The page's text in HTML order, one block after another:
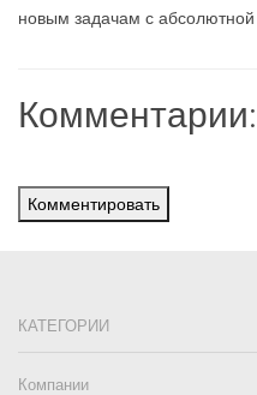
новым задачам с
Комментарии:
Комментировать
КАТЕГОРИИ
Компании